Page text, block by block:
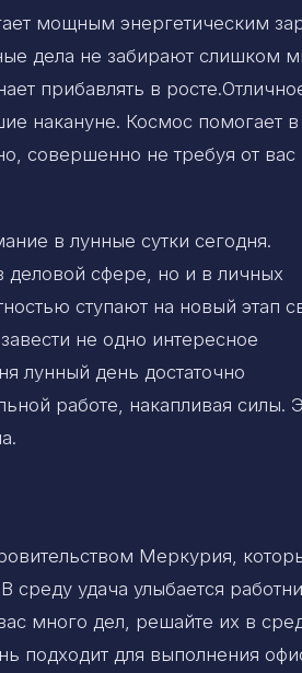
мощным энергетическим
дела не забирают слишком
прибавлять в
накануне. Космос помогает в
совершенно не требуя от вас
в лунные сутки сегодня.
деловой сфере, но и в личных
ступают на новый этап
не одно интересное
лунный день достаточно
работе, накапливая силы.
Меркурия,
среду удача улыбается
много дел, решайте их в
подходит для выполнения